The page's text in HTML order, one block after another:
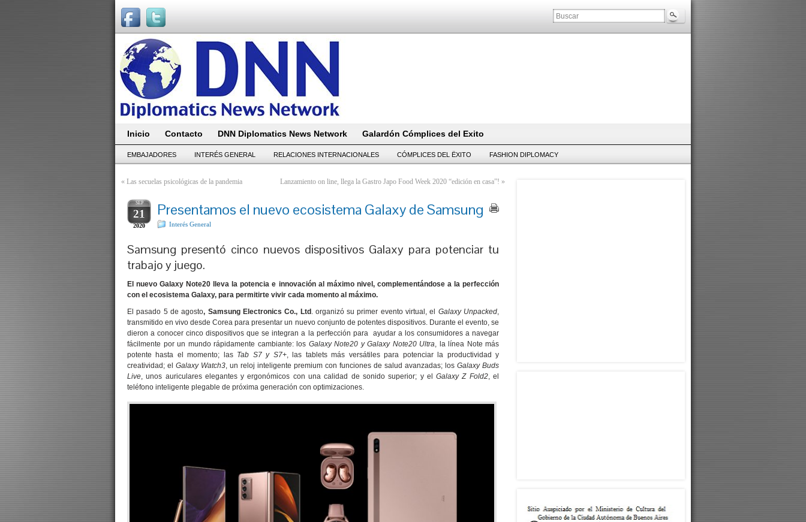
Inicio Contacto DNN Diplomatics News Network Galardón Cómplices del Exito
EMBAJADORES INTERÉS GENERAL RELACIONES INTERNACIONALES CÓMPLICES DEL ËXITO FASHION DIPLOMACY
« Las secuelas psicológicas de la pandemia Lanzamiento on line, llega la Gastro Japo Food Week 2020 “edición en casa”! »
SEP
21
2020
Presentamos el nuevo ecosistema Galaxy de Samsung
Interés General
Samsung presentó cinco nuevos dispositivos Galaxy para potenciar tu
trabajo y juego.
El nuevo Galaxy Note20 lleva la potencia e innovación al máximo nivel, complementándose a la perfección
con el ecosistema Galaxy, para permitirte vivir cada momento al máximo.
El pasado 5 de agosto, Samsung Electronics Co., Ltd . organizó su primer evento virtual, el Galaxy Unpacked,
transmitido en vivo desde Corea para presentar un nuevo conjunto de potentes dispositivos. Durante el evento, se
dieron a conocer cinco dispositivos que se integran a la perfección para ayudar a los consumidores a navegar
fácilmente por un mundo rápidamente cambiante: los Galaxy Note20 y Galaxy Note20 Ultra, la línea Note más
potente hasta el momento; las Tab S7 y S7+, las tablets más versátiles para potenciar la productividad y
creatividad; el Galaxy Watch3, un reloj inteligente premium con funciones de salud avanzadas; los Galaxy Buds
Live, unos auriculares elegantes y ergonómicos con una calidad de sonido superior; y elGalaxy Z Fold2, el
teléfono inteligente plegable de próxima generación con optimizaciones.